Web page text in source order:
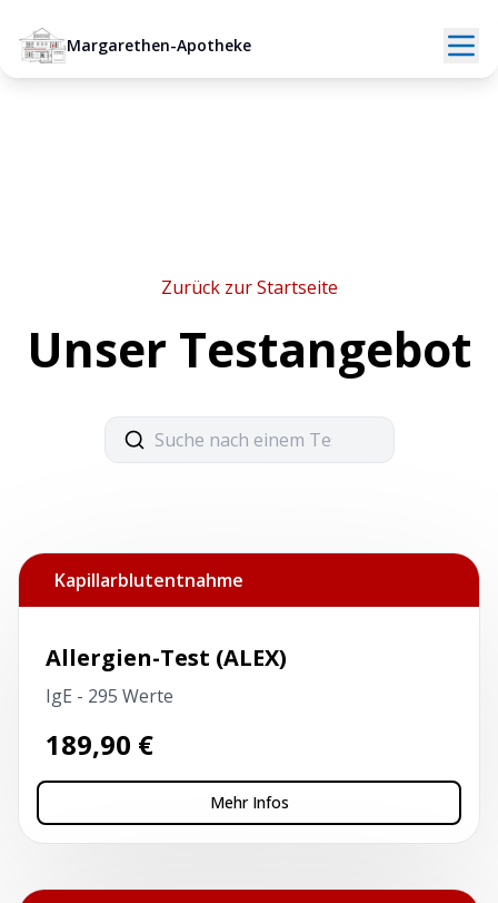
Margarethen-Apotheke
Zurück zur Startseite
Unser Testangebot
Suche nach einem Test
Kapillarblutentnahme
Allergien-Test (ALEX)
IgE - 295 Werte
189,90 €
Mehr Infos